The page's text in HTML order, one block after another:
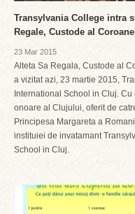
Transylvania College intra
Regale, Custode al
23 Mar 2015
Alteta Sa Regala, Custode al
a vizitat azi, 23 martie 2015,
International School in Cluj.
onoare al Clujului, oferit de
Principesa Margareta a
instituiei de invatamant
School in Cluj.